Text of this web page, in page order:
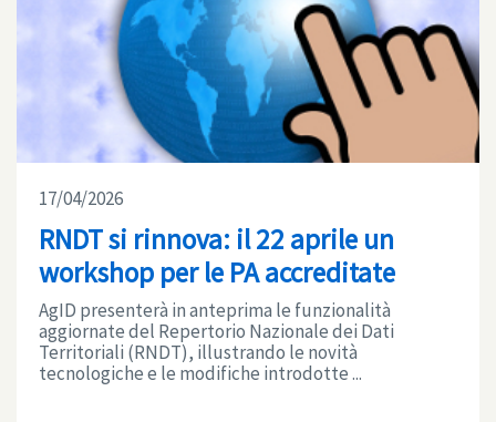
17/04/2026
RNDT si rinnova: il 22 aprile un
workshop per le PA accreditate
AgID presenterà in anteprima le funzionalità
aggiornate del Repertorio Nazionale dei Dati
Territoriali (RNDT), illustrando le novità
tecnologiche e le modifiche introdotte ...